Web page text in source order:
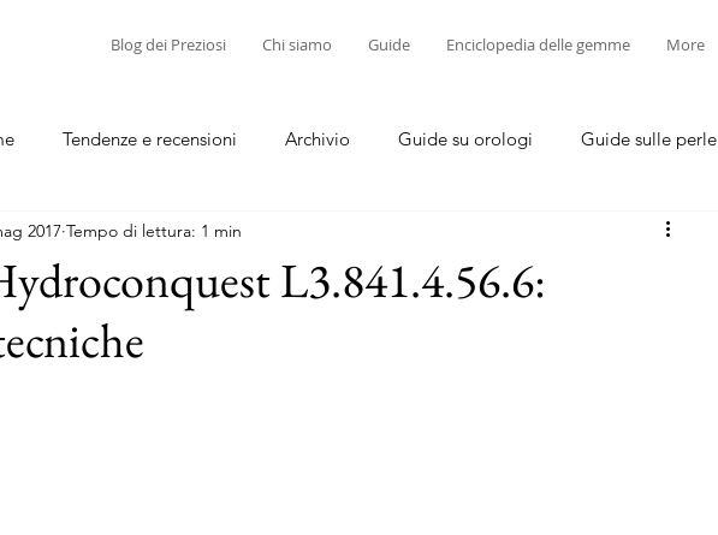
Blog dei Preziosi Chi siamo Guide Enciclopedia delle gemme More
Tendenze e recensioni Archivio Guide su orologi Guide sulle perle
Guide su corallo e cammei
L3.841.4.56.6:
2017 Tempo di lettura: 1 min